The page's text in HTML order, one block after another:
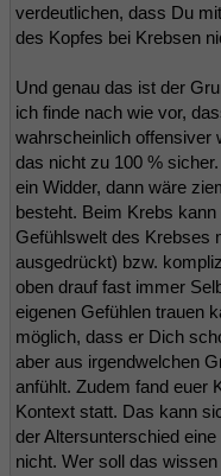
verdeutlichen, dass Du
des Kopfes bei Krebsen
Und genau das ist der
ich finde nach wie vor,
wahrscheinlich offensiver
das nicht zu 100 %
ein Widder, dann wäre
besteht. Beim Krebs
Gefühlswelt des Krebses
ausgedrückt) bzw.
oben drauf fast immer
eigenen Gefühlen trauen
möglich, dass er Dich
aber aus irgendwelchen
anfühlt. Zudem fand euer
Kontext statt. Das kann
der Altersunterschied
nicht. Wer soll das